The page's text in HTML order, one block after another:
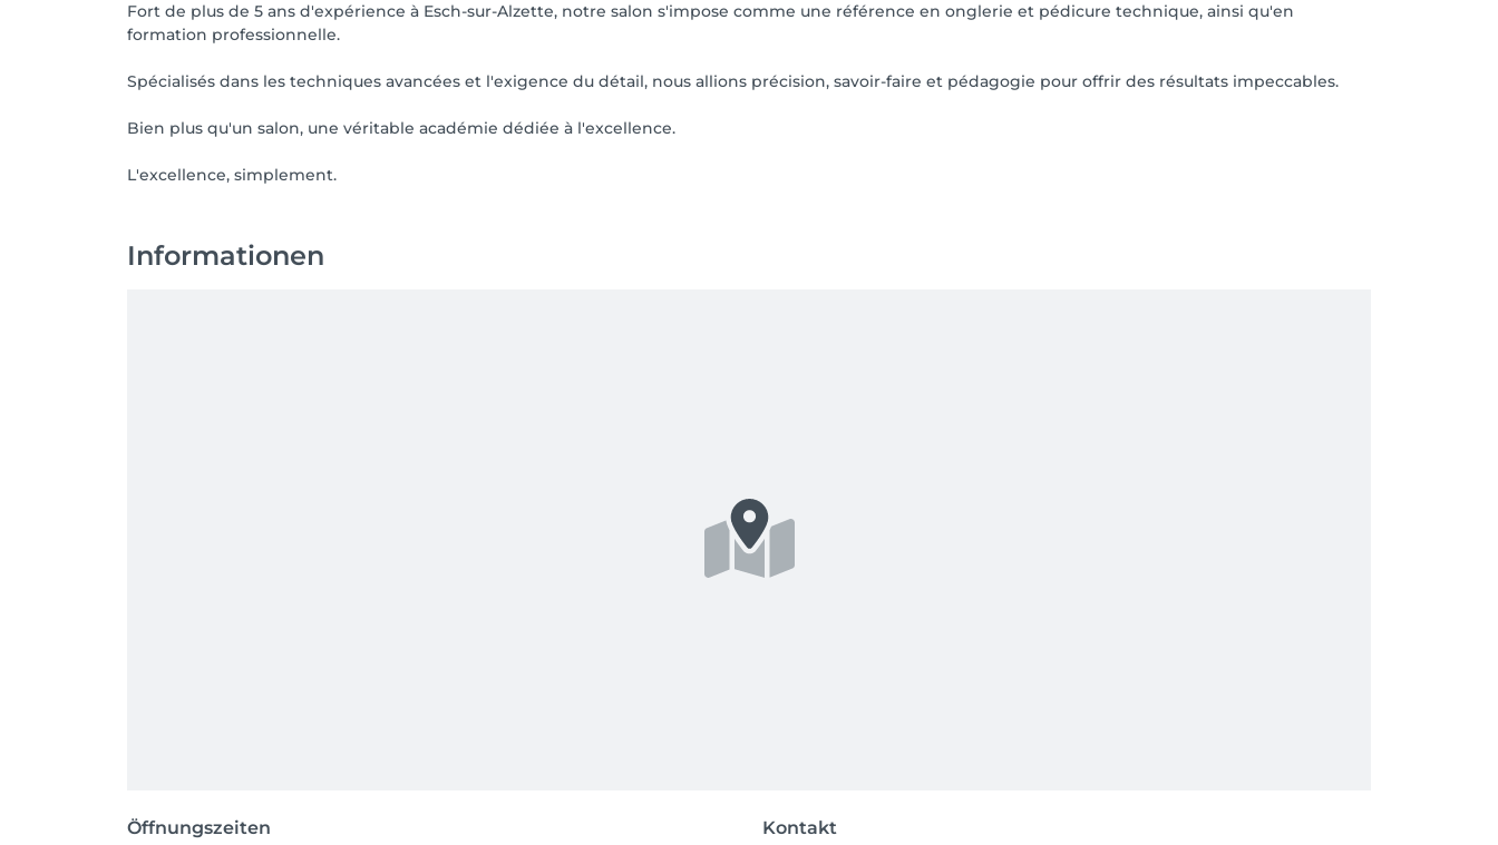
Fort de plus de 5 ans d'expérience à Esch-sur-Alzette, notre salon s'impose comme une référence en onglerie et pédicure technique, ainsi qu'en
formation professionnelle.
Spécialisés dans les techniques avancées et l'exigence du détail, nous allions précision, savoir-faire et pédagogie pour offrir des résultats impeccables.
Bien plus qu'un salon, une véritable académie dédiée à l'excellence.
L'excellence, simplement.
Informationen
Öffnungszeiten Kontakt